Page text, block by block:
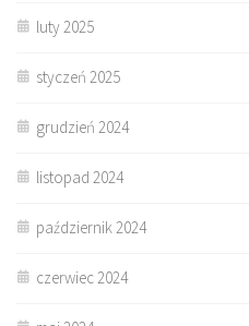
luty 2025
styczeń 2025
grudzień 2024
listopad 2024
październik 2024
czerwiec 2024